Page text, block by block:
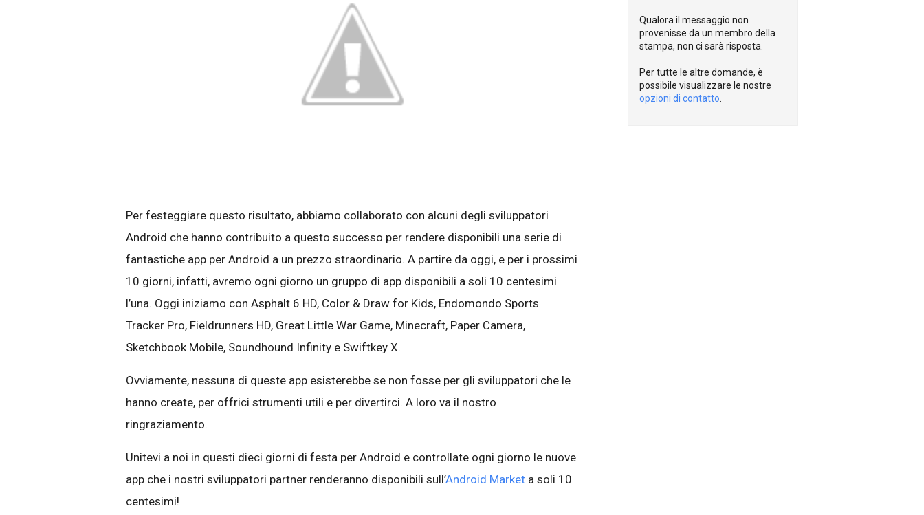
Per festeggiare questo risultato, abbiamo collaborato con alcuni degli sviluppatori
Android che hanno contribuito a questo successo per rendere disponibili una serie di
fantastiche app per Android a un prezzo straordinario. A partire da oggi, e per i prossimi
10 giorni, infatti, avremo ogni giorno un gruppo di app disponibili a soli 10 centesimi
l’una. Oggi iniziamo con Asphalt 6 HD, Color & Draw for Kids, Endomondo Sports
Tracker Pro, Fieldrunners HD, Great Little War Game, Minecraft, Paper Camera,
Sketchbook Mobile, Soundhound Infinity e Swiftkey X.
Ovviamente, nessuna di queste app esisterebbe se non fosse per gli sviluppatori che le
hanno create, per offrici strumenti utili e per divertirci. A loro va il nostro
ringraziamento.
Unitevi a noi in questi dieci giorni di festa per Android e controllate ogni giorno le nuove
app che i nostri sviluppatori partner renderanno disponibili sull’Android Market a soli 10
centesimi!
Qualora il messaggio non
provenisse da un membro della
stampa, non ci sarà risposta.
Per tutte le altre domande, è
possibile visualizzare le nostre
opzioni di contatto